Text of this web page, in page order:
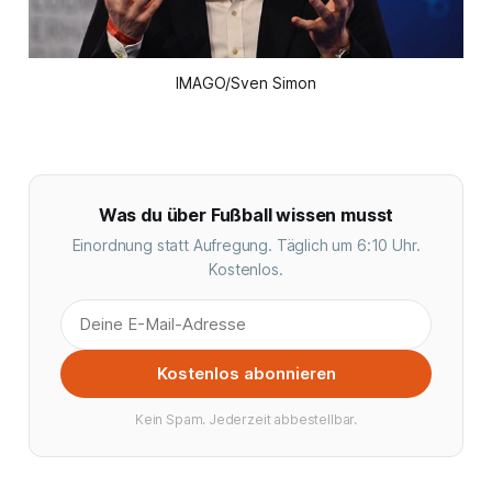
IMAGO/Sven Simon
Was du über Fußball wissen musst
Einordnung statt Aufregung. Täglich um 6:10 Uhr.
Kostenlos.
Kostenlos abonnieren
Kein Spam. Jederzeit abbestellbar.